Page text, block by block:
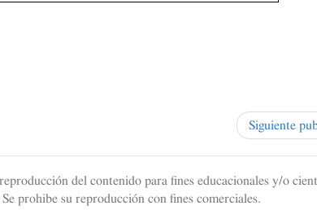
Siguiente
del contenido para fines educacionales y/o
prohibe su reproducción con fines comerciales.